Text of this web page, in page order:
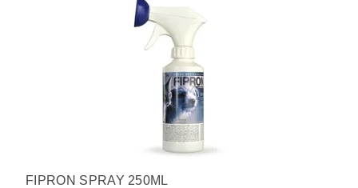
FIPRON SPRAY 250ML